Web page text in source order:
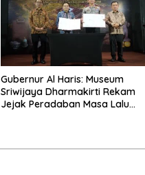
Gubernur Al Haris: Museum
Sriwijaya Dharmakirti Rekam
Jejak Peradaban Masa Lalu